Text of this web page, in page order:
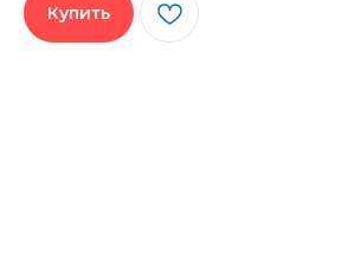
Купить